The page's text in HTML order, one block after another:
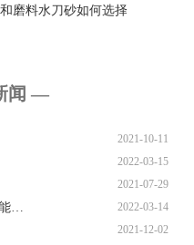
磨料水刀砂如何选择
闻 —
2021-10-11
2022-03-15
2021-07-29
能… 2022-03-14
2021-12-02